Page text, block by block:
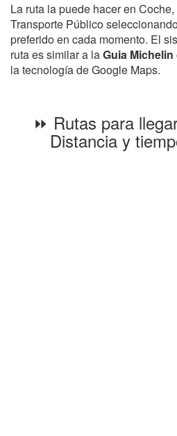
La ruta la puede hacer en
Transporte Público
preferido en cada momento. El
ruta es similar a laGuia Michelin
la tecnología de Google Maps.
⏩ Rutas para
Distancia y